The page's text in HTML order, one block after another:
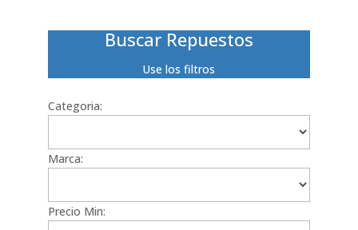
Buscar Repuestos
Use los filtros
Categoria:
Marca:
Precio Min: